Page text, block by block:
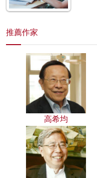
推薦作家
高希均